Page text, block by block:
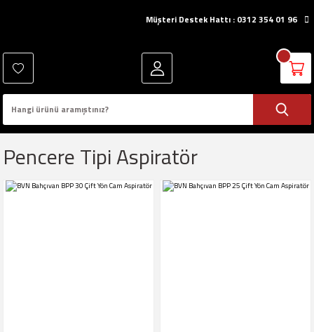
Müşteri Destek Hattı : 0312 354 01 96
Pencere Tipi Aspiratör